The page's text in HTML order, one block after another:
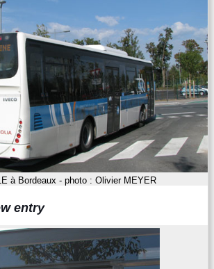
à Bordeaux - photo : Olivier MEYER
entry